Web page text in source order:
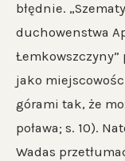
błędnie.
duchowenstwa
Łemkowszczyny”
jako
górami tak, że
poława; s. 10).
Wadas